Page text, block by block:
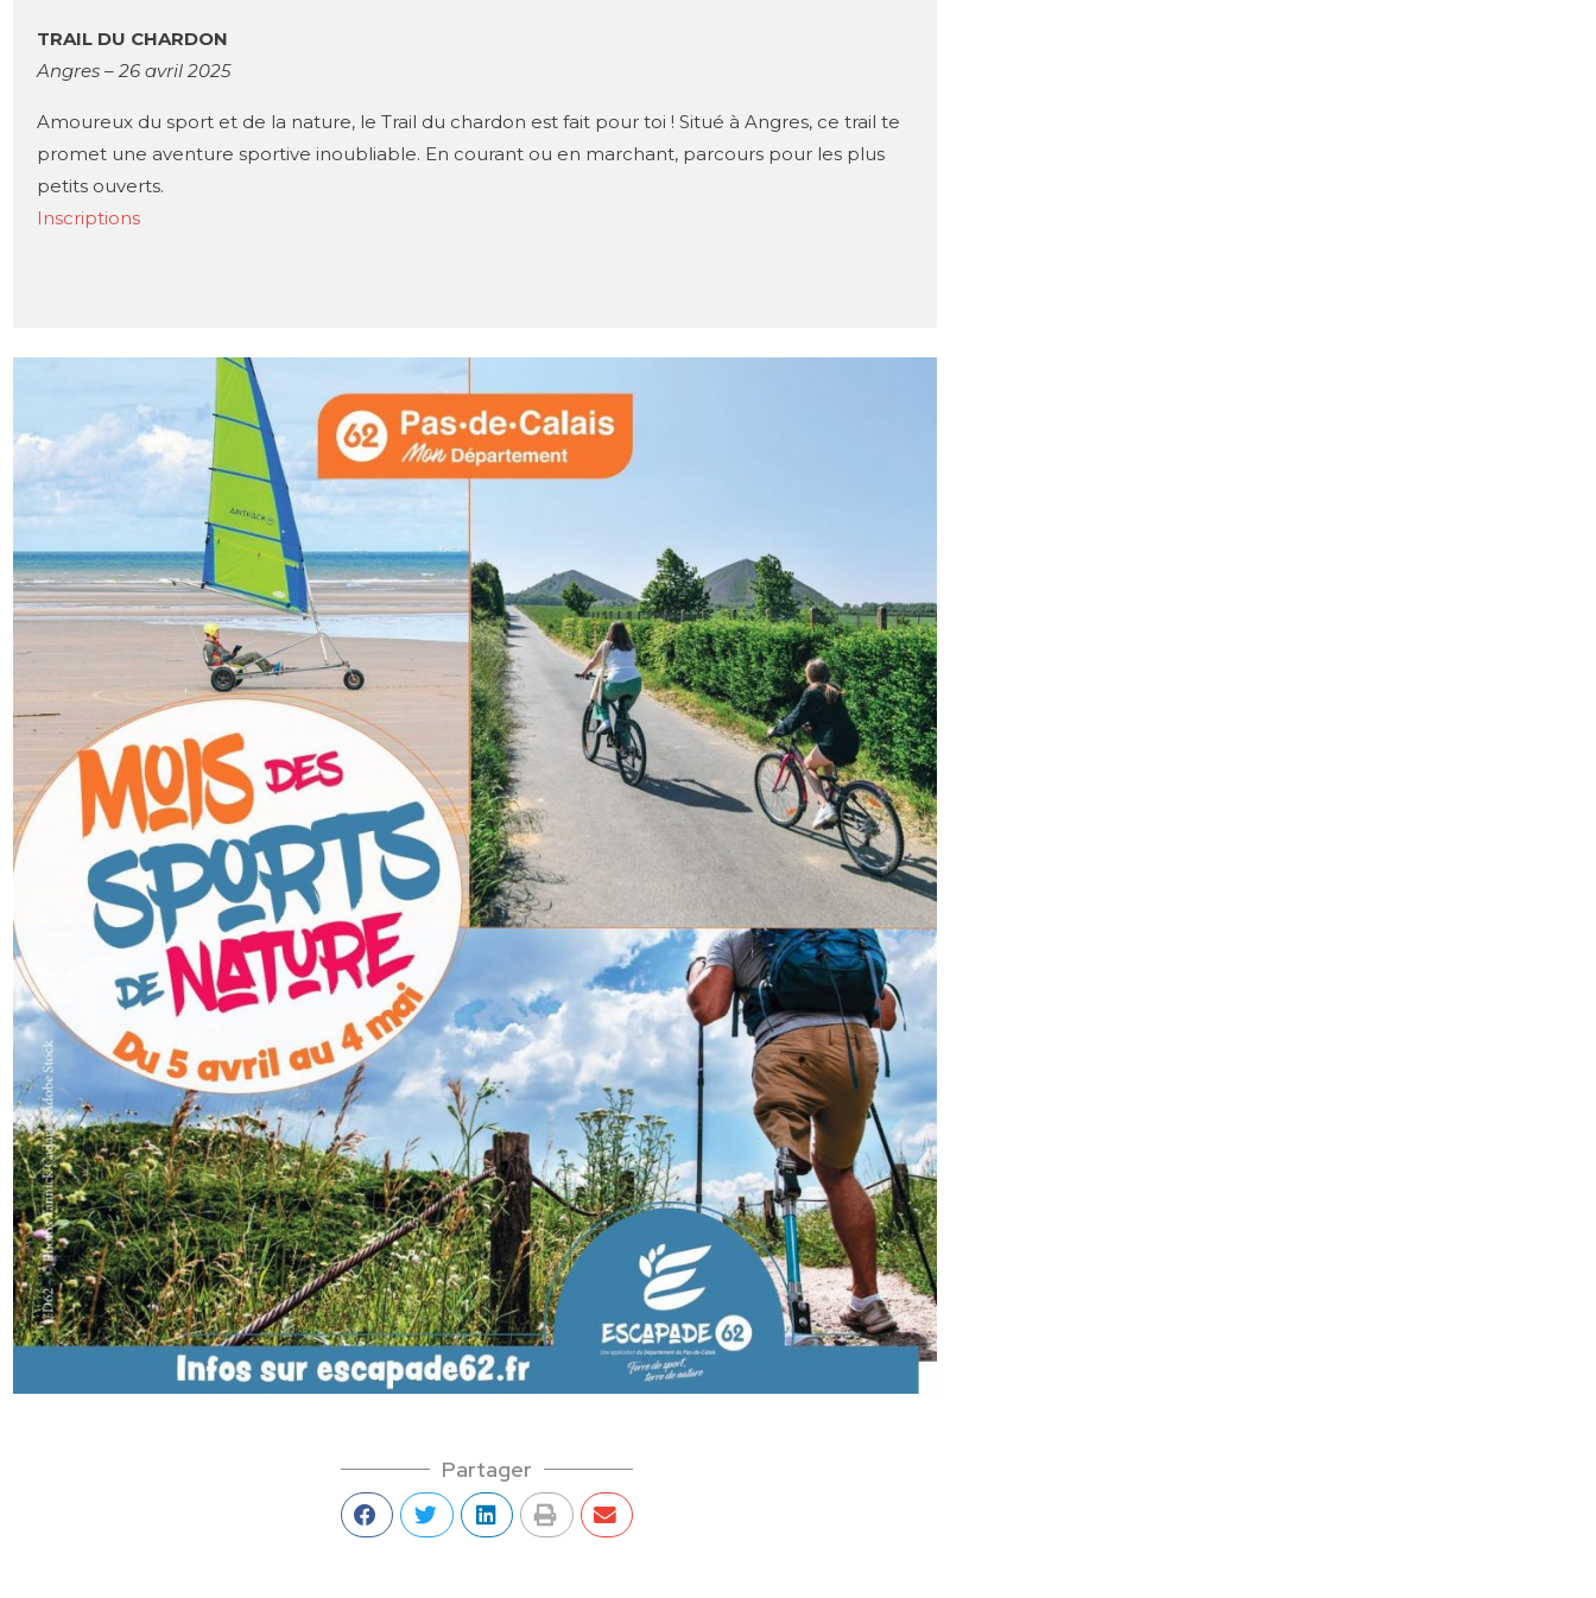
TRAIL DU CHARDON
Angres – 26 avril 2025
Amoureux du sport et de la nature, le Trail du chardon est fait pour toi ! Situé à Angres, ce trail te
promet une aventure sportive inoubliable. En courant ou en marchant, parcours pour les plus
petits ouverts.
Inscriptions
Partager